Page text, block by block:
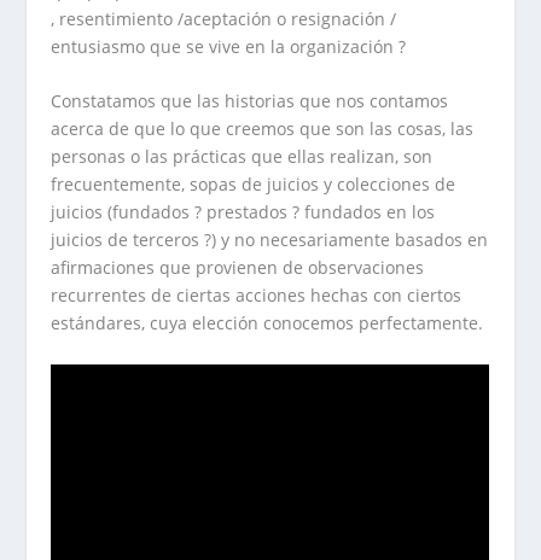
, resentimiento /aceptación o resignación /
entusiasmo que se vive en la organización ?
Constatamos que las historias que nos contamos
acerca de que lo que creemos que son las cosas, las
personas o las prácticas que ellas realizan, son
frecuentemente, sopas de juicios y colecciones de
juicios (fundados ? prestados ? fundados en los
juicios de terceros ?) y no necesariamente basados en
afirmaciones que provienen de observaciones
recurrentes de ciertas acciones hechas con ciertos
estándares, cuya elección conocemos perfectamente.